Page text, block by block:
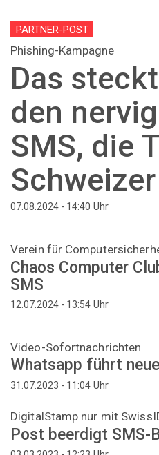
PARTNER-POST
Phishing-Kampagne
Das
den
SMS, die
07.08.2024 - 14:40 Uhr
Verein für
Chaos Computer
SMS
12.07.2024 - 13:54 Uhr
Video-Sofortnachrichten
Whatsapp führt
31.07.2023 - 11:04 Uhr
DigitalStamp nur mit
Post beerdigt SMS-